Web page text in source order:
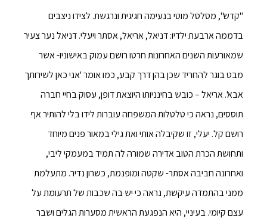
"קדש", מסלסל מוטי בנעימה חגיגית ונרגשת. לצידו ניצבים
בדממה ארבעת ילדיו: דניאל, אריאל, אסתר ויעלי. דניאל נער צעיר
שמאורעות השנים האחרונות חרטו רושם עמוק באישוניו- אשר
מבט בוגר להחריד שכן בהן דרך קבע, כמו אומר 'אני כאן לשירותך
אבא'. אריאל – כובש בחינניותו היוצאת דופן, עסוק בחיי חברה
תוססים, נראה כי טלטלות המשפחה עוברות לידו בלי להותיר אף
רושם קל. יעלי, זו שקיבלה אותי ואת גילי במאור פנים מיוחד
ותחושת הכרת הטוב אדירה שמורה לה תמיד במעמקי ליבי,
ואחרונה חביבה אסתר- שקטה ומופנמת, כשרון נדיר. מתעלמת
ממני בהתמדה עיקשת, נראה כי יש בה שכבות של תרעומת על
עצם קיומי. בעיניי, היא הנפגעת הראשית מסערות הגלים ושבר